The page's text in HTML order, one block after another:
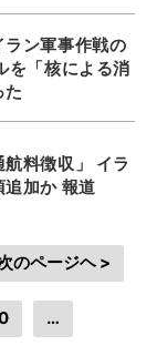
ン軍事作戦の
を「核による消
た
航料徴収」 イラ
加か 報道
…
のページヘ >